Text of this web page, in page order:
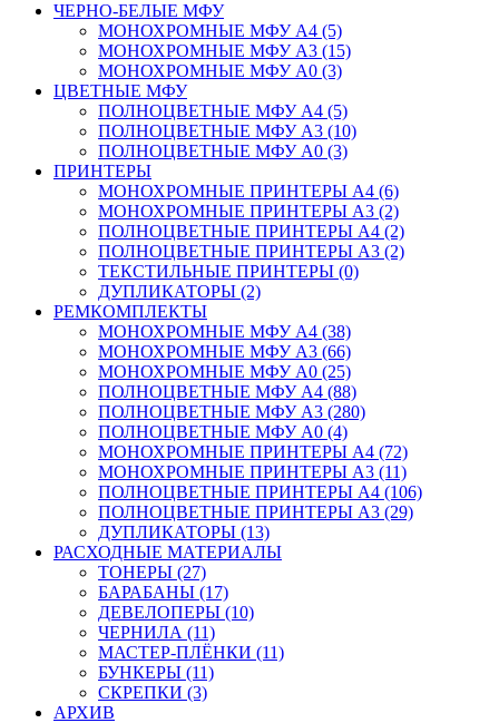
ЧЕРНО-БЕЛЫЕ МФУ
МОНОХРОМНЫЕ МФУ А4 (5)
МОНОХРОМНЫЕ МФУ А3 (15)
МОНОХРОМНЫЕ МФУ А0 (3)
ЦВЕТНЫЕ МФУ
ПОЛНОЦВЕТНЫЕ МФУ А4 (5)
ПОЛНОЦВЕТНЫЕ МФУ А3 (10)
ПОЛНОЦВЕТНЫЕ МФУ А0 (3)
ПРИНТЕРЫ
МОНОХРОМНЫЕ ПРИНТЕРЫ А4 (6)
МОНОХРОМНЫЕ ПРИНТЕРЫ А3 (2)
ПОЛНОЦВЕТНЫЕ ПРИНТЕРЫ А4 (2)
ПОЛНОЦВЕТНЫЕ ПРИНТЕРЫ А3 (2)
ТЕКСТИЛЬНЫЕ ПРИНТЕРЫ (0)
ДУПЛИКАТОРЫ (2)
РЕМКОМПЛЕКТЫ
МОНОХРОМНЫЕ МФУ А4 (38)
МОНОХРОМНЫЕ МФУ А3 (66)
МОНОХРОМНЫЕ МФУ А0 (25)
ПОЛНОЦВЕТНЫЕ МФУ А4 (88)
ПОЛНОЦВЕТНЫЕ МФУ А3 (280)
ПОЛНОЦВЕТНЫЕ МФУ А0 (4)
МОНОХРОМНЫЕ ПРИНТЕРЫ А4 (72)
МОНОХРОМНЫЕ ПРИНТЕРЫ А3 (11)
ПОЛНОЦВЕТНЫЕ ПРИНТЕРЫ А4 (106)
ПОЛНОЦВЕТНЫЕ ПРИНТЕРЫ А3 (29)
ДУПЛИКАТОРЫ (13)
РАСХОДНЫЕ МАТЕРИАЛЫ
ТОНЕРЫ (27)
БАРАБАНЫ (17)
ДЕВЕЛОПЕРЫ (10)
ЧЕРНИЛА (11)
МАСТЕР-ПЛЁНКИ (11)
БУНКЕРЫ (11)
СКРЕПКИ (3)
АРХИВ